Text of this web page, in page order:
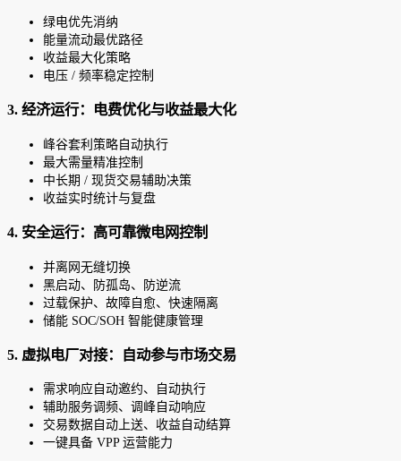
绿电优先消纳
能量流动最优路径
收益最大化策略
电压 / 频率稳定控制
3. 经济运行：电费优化与收益最大化
峰谷套利策略自动执行
最大需量精准控制
中长期 / 现货交易辅助决策
收益实时统计与复盘
4. 安全运行：高可靠微电网控制
并离网无缝切换
黑启动、防孤岛、防逆流
过载保护、故障自愈、快速隔离
储能 SOC/SOH 智能健康管理
5. 虚拟电厂对接：自动参与市场交易
需求响应自动邀约、自动执行
辅助服务调频、调峰自动响应
交易数据自动上送、收益自动结算
一键具备 VPP 运营能力